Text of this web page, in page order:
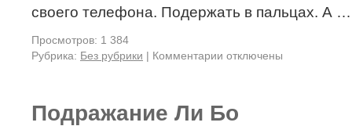
своего телефона. Подержать в пальцах. А
Просмотров: 1 384
Рубрика: Без рубрики | Комментарии отключены
Подражание Ли Бо